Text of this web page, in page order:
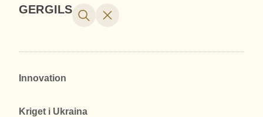
GERGILS
Innovation
Kriget i Ukraina